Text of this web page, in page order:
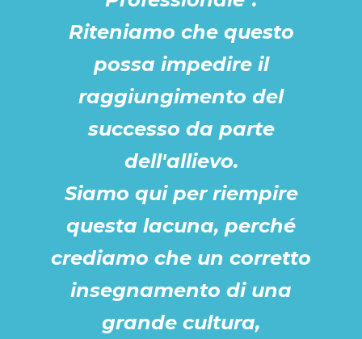
Riteniamo che questo
possa impedire il
raggiungimento del
successo da parte
dell'allievo.
Siamo qui per riempire
questa lacuna, perché
crediamo che un corretto
insegnamento di una
grande cultura,